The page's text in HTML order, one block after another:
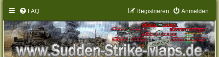
FAQ Anmelden
Registrieren